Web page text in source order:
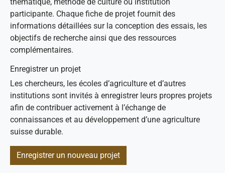
participante. Chaque fiche de projet fournit des
informations détaillées sur la conception des essais, les
objectifs de recherche ainsi que des ressources
complémentaires.
Enregistrer un projet
Les chercheurs, les écoles d’agriculture et d’autres
institutions sont invités à enregistrer leurs propres projets
afin de contribuer activement à l’échange de
connaissances et au développement d’une agriculture
suisse durable.
Enregistrer un nouveau projet